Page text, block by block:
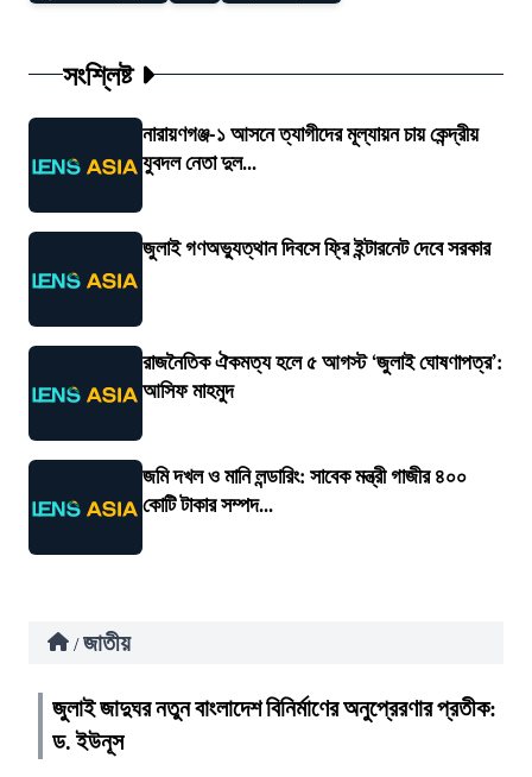
সংশ্লিষ্ট
নারায়ণগঞ্জ-১ আসনে ত্যাগীদের মূল্যায়ন চায় কেন্দ্রীয়
যুবদল নেতা দুল...
জুলাই গণঅভ্যুত্থান দিবসে ফ্রি ইন্টারনেট দেবে সরকার
রাজনৈতিক ঐকমত্য হলে ৫ আগস্ট ‘জুলাই ঘোষণাপত্র’:
আসিফ মাহমুদ
জমি দখল ও মানি লন্ডারিং: সাবেক মন্ত্রী গাজীর ৪০০
কোটি টাকার সম্পদ...
/ জাতীয়
জুলাই জাদুঘর নতুন বাংলাদেশ বিনির্মাণের অনুপ্রেরণার প্রতীক:
ড. ইউনূস